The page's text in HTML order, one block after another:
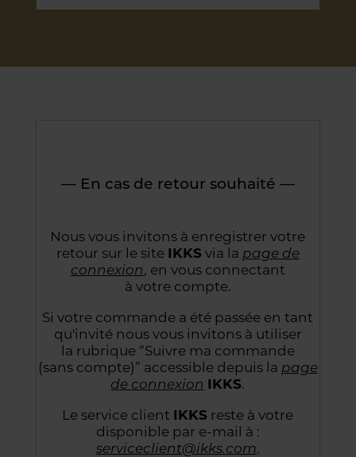
— En cas de retour souhaité —
Nous vous invitons à enregistrer votre
retour sur le site IKKS via la page de
connexion, en vous connectant
à votre compte.
Si votre commande a été passée en tant
qu'invité nous vous invitons à utiliser
la rubrique “Suivre ma commande
(sans compte)” accessible depuis la page
de connexion IKKS.
Le service client IKKS reste à votre
disponible par e-mail à :
serviceclient@ikks.com.